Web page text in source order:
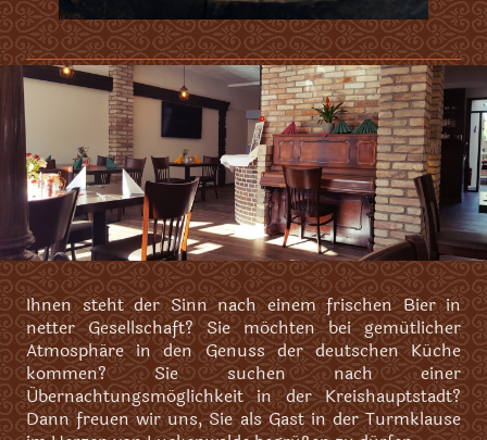
Ihnen steht der Sinn nach einem frischen Bier in
netter Gesellschaft? Sie möchten bei gemütlicher
Atmosphäre in den Genuss der deutschen Küche
kommen? Sie suchen nach einer
Übernachtungsmöglichkeit in der Kreishauptstadt?
Dann freuen wir uns, Sie als Gast in der Turmklause